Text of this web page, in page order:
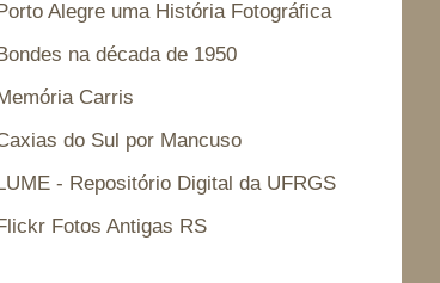
Porto Alegre uma História Fotográfica
Bondes na década de 1950
Carris
do Sul por Mancuso
LUME - Repositório Digital da UFRGS
Flickr Fotos Antigas RS